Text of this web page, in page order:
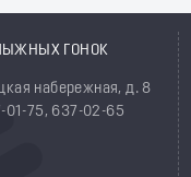
ГОНОК
набережная, д. 8
01-75, 637-02-65